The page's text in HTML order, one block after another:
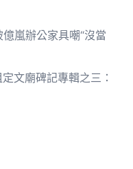
嵐辦公家具嘲“沒當
文廟碑記專輯之三：